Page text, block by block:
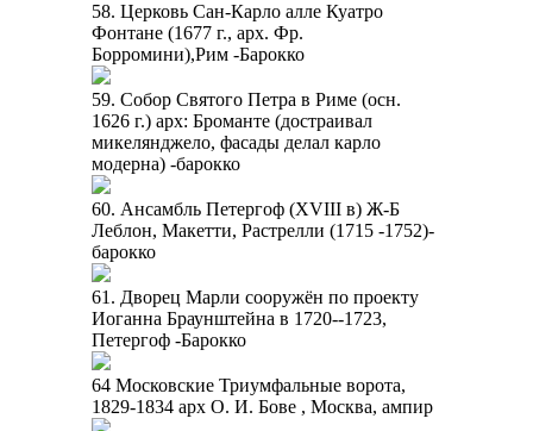
58. Церковь Сан-Карло алле Куатро
Фонтане (1677 г., арх. Фр.
Борромини),Рим -Барокко
59. Собор Святого Петра в Риме (осн.
1626 г.) арх: Броманте (достраивал
микелянджело, фасады делал карло
модерна) -барокко
60. Ансамбль Петергоф (XVIII в) Ж-Б
Леблон, Макетти, Растрелли (1715 -1752)-
барокко
61. Дворец Марли сооружён по проекту
Иоганна Браунштейна в 1720--1723,
Петергоф -Барокко
64 Московские Триумфальные ворота,
1829-1834 арх О. И. Бове , Москва, ампир